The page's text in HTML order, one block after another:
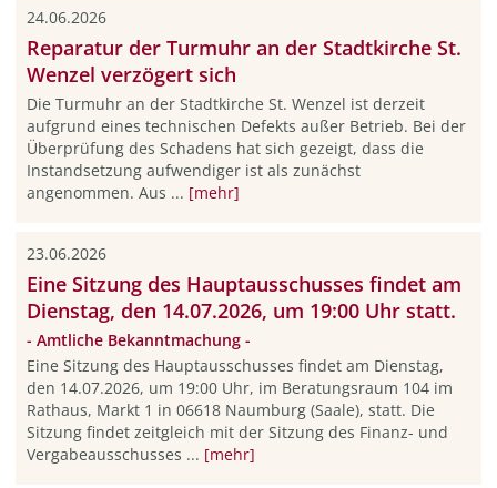
24.06.2026
Reparatur der Turmuhr an der Stadtkirche St.
Wenzel verzögert sich
Die Turmuhr an der Stadtkirche St. Wenzel ist derzeit
aufgrund eines technischen Defekts außer Betrieb. Bei der
Überprüfung des Schadens hat sich gezeigt, dass die
Instandsetzung aufwendiger ist als zunächst
angenommen. Aus ... [mehr]
23.06.2026
Eine Sitzung des Hauptausschusses findet am
Dienstag, den 14.07.2026, um 19:00 Uhr statt.
- Amtliche Bekanntmachung -
Eine Sitzung des Hauptausschusses findet am Dienstag,
den 14.07.2026, um 19:00 Uhr, im Beratungsraum 104 im
Rathaus, Markt 1 in 06618 Naumburg (Saale), statt. Die
Sitzung findet zeitgleich mit der Sitzung des Finanz- und
Vergabeausschusses ... [mehr]